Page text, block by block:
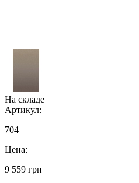
На складе
Артикул:
704
Цена:
9 559 грн